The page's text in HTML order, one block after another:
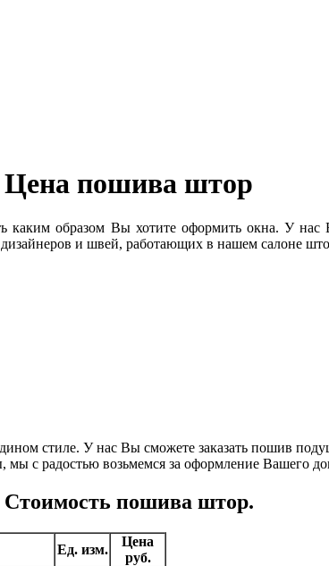
Цена пошива штор
каким образом Вы хотите оформить окна. У
и швей, работающих в нашем салоне
стиле. У нас Вы сможете заказать пошив
мы с радостью возьмемся за оформление Вашего
Стоимость пошива штор.
Ед. изм.
Цена
руб.